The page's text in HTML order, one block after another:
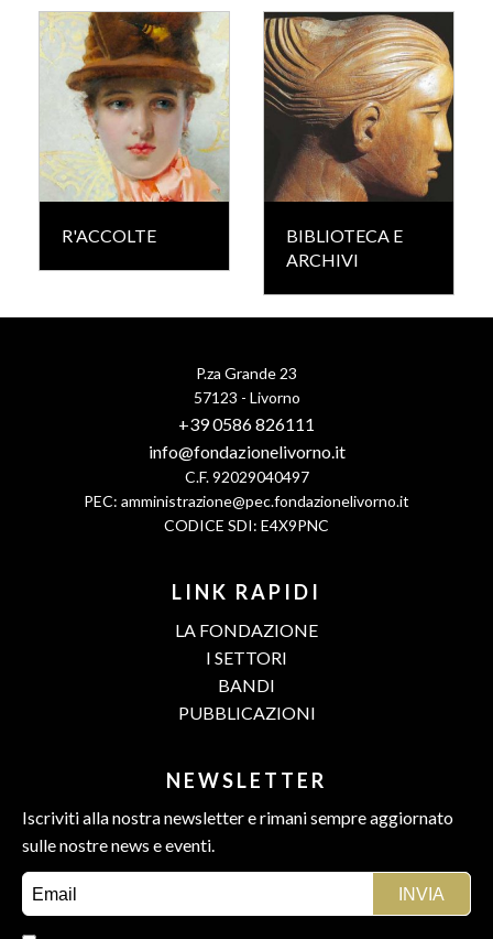
R'ACCOLTE
BIBLIOTECA E
ARCHIVI
P.za Grande 23
57123 - Livorno
+39 0586 826111
info@fondazionelivorno.it
C.F. 92029040497
PEC: amministrazione@pec.fondazionelivorno.it
CODICE SDI: E4X9PNC
LINK RAPIDI
LA FONDAZIONE
I SETTORI
BANDI
PUBBLICAZIONI
NEWSLETTER
Iscriviti alla nostra newsletter e rimani sempre aggiornato
sulle nostre news e eventi.